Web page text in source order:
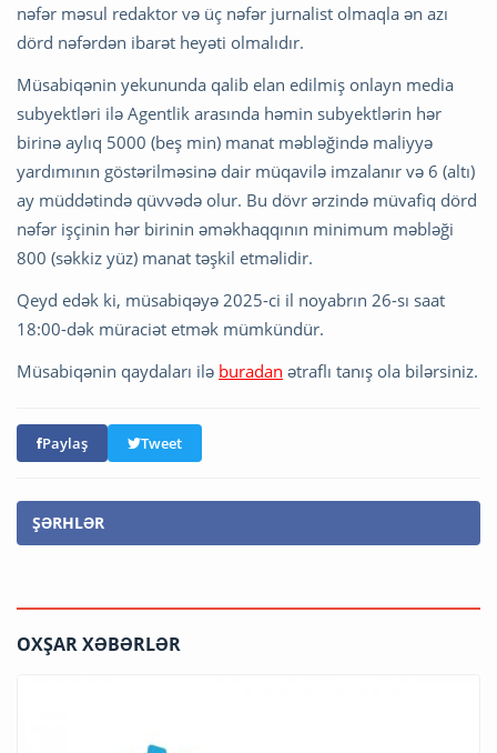
nəfər məsul redaktor və üç nəfər jurnalist olmaqla ən azı
dörd nəfərdən ibarət heyəti olmalıdır.
Müsabiqənin yekununda qalib elan edilmiş onlayn media
subyektləri ilə Agentlik arasında həmin subyektlərin hər
birinə aylıq 5000 (beş min) manat məbləğində maliyyə
yardımının göstərilməsinə dair müqavilə imzalanır və 6 (altı)
ay müddətində qüvvədə olur. Bu dövr ərzində müvafiq dörd
nəfər işçinin hər birinin əməkhaqqının minimum məbləği
800 (səkkiz yüz) manat təşkil etməlidir.
Qeyd edək ki, müsabiqəyə 2025-ci il noyabrın 26-sı saat
18:00-dək müraciət etmək mümkündür.
Müsabiqənin qaydaları ilə buradan ətraflı tanış ola bilərsiniz.
Paylaş Tweet
ŞƏRHLƏR
OXŞAR XƏBƏRLƏR